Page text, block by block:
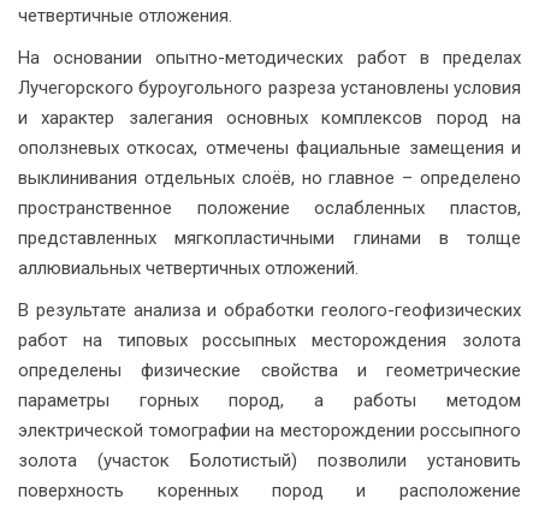
четвертичные отложения.
На основании опытно-методических работ в пределах
Лучегорского буроугольного разреза установлены условия
и характер залегания основных комплексов пород на
оползневых откосах, отмечены фациальные замещения и
выклинивания отдельных слоёв, но главное – определено
пространственное положение ослабленных пластов,
представленных мягкопластичными глинами в толще
аллювиальных четвертичных отложений.
В результате анализа и обработки геолого-геофизических
работ на типовых россыпных месторождения золота
определены физические свойства и геометрические
параметры горных пород, а работы методом
электрической томографии на месторождении россыпного
золота (участок Болотистый) позволили установить
поверхность коренных пород и расположение